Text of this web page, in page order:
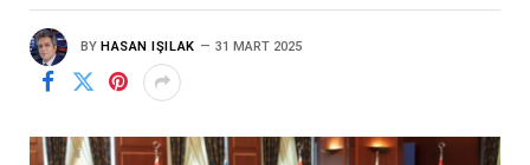
BY HASAN IŞILAK 31 MART 2025